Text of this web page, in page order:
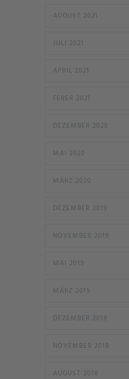
AUGUST 2021
JULI 2021
APRIL 2021
FEBER 2021
DEZEMBER 2020
MAI 2020
MÄRZ 2020
DEZEMBER 2019
NOVEMBER 2019
MAI 2019
MÄRZ 2019
DEZEMBER 2018
NOVEMBER 2018
AUGUST 2018